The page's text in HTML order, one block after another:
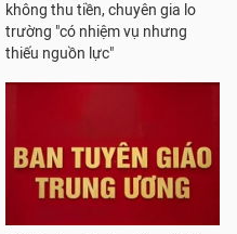
không thu tiền, chuyên gia lo
trường "có nhiệm vụ nhưng
thiếu nguồn lực"